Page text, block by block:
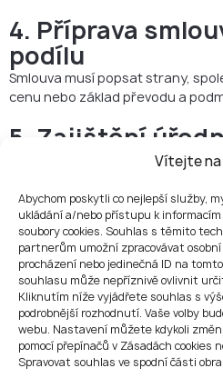
Vítejte na
Abychom poskytli co nejlepší služby,
ukládání a/nebo přístupu k
soubory cookies. Souhlas s těmito
partnerům umožní zpracovávat osobní
procházení nebo jedinečná ID na
souhlasu může nepříznivě ovlivnit
Kliknutím níže vyjádřete souhlas s
podrobnější rozhodnutí. Vaše volby
webu. Nastavení můžete kdykoli
pomocí přepínačů v Zásadách cookies
Spravovat souhlas ve spodní části
4. Příprava
podílu
Smlouva musí popsat strany,
cenu nebo základ převodu a
5. Zajištění
ověřenými podpisy.
6. Doručení
společnosti
Smlouva musí být doručena
účinnosti vůči společnosti.
svůj interní seznam vlastníků
7. Podání návrhu